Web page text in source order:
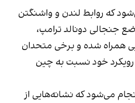
که روابط لندن و واشنگتن
جنجالی دونالد ترامپ،
همراه شده و برخی متحدان
رویکرد خود نسبت به چین
می‌شود که نشانه‌هایی از